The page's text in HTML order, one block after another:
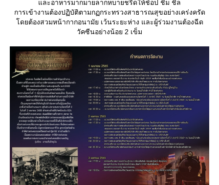
ละอาหารมากมายลากหบายชริดให้ช้อป ชิม ชิล
การเข้างานต้องปฏิบัติตามกฏกระทรวงสาธารณสุขอย่างเคร่งครัด
ดยต้องสวมหน้ากากอนามัย เว้นระยะห่าง และผู้ร่วมงานต้องฉีด
วัคซีนอย่างน้อย 2 เข็ม